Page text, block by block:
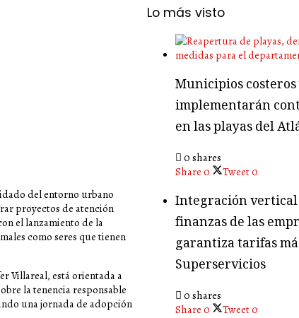
del entorno urbano
proyectos de atención
el lanzamiento de la
como seres que tienen
Villareal, está orientada a
la tenencia responsable
una jornada de adopción
Lo más visto
Municipios
implementarán
en las playas del
0 shares
Share 0 Tweet0
Integración
finanzas de las
garantiza tarifas
Superservicios
0 shares
Share 0 Tweet0